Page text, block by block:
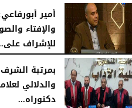
الإثنين، 20 أبريل 2026 10:32 صـ
أمير
والإفتاء
للإشراف
الجمعة، 27 فبراير 2026
بمرتبة الشرف
والدلالي
دكتوراه...